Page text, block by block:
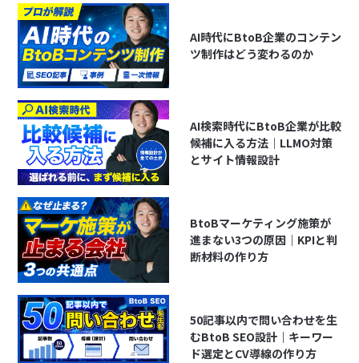
AI時代にBtoB企業のコンテン
ツ制作はどう変わるのか
AI検索時代にBtoB企業が比較
候補に入る方法｜LLMO対策
とサイト情報設計
BtoBマーケティング施策が
進まない3つの原因｜KPIと判
断材料の作り方
50記事以内で問い合わせを生
むBtoB SEO設計｜キーワー
ド選定とCV導線の作り方